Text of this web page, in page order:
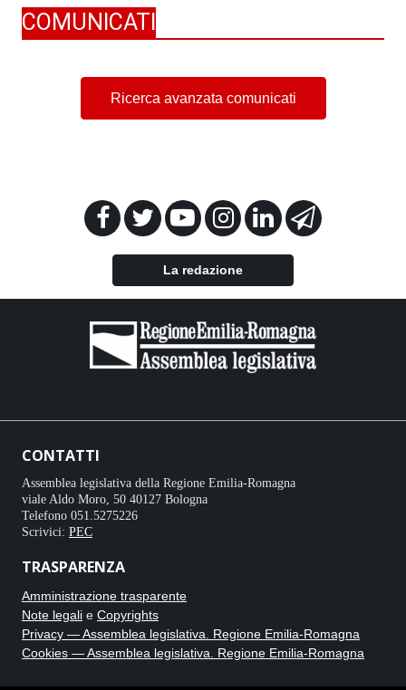
COMUNICATI
Ricerca avanzata comunicati
La redazione
CONTATTI
Assemblea legislativa della Regione Emilia-Romagna
viale Aldo Moro, 50 40127 Bologna
Telefono 051.5275226
Scrivici: PEC
TRASPARENZA
Amministrazione trasparente
Note legali e Copyrights
Privacy — Assemblea legislativa. Regione Emilia-Romagna
Cookies — Assemblea legislativa. Regione Emilia-Romagna